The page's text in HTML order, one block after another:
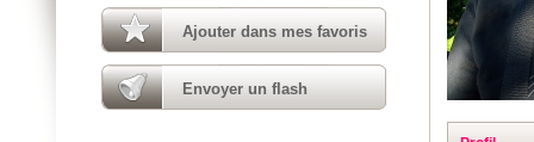
Ajouter dans mes favoris
Envoyer un flash